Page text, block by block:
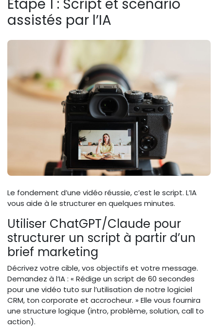
Étape 1 : Script et scénario
assistés par l’IA
Le fondement d’une vidéo réussie, c’est le script. L’IA
vous aide à le structurer en quelques minutes.
Utiliser ChatGPT/Claude pour
structurer un script à partir d’un
brief marketing
Décrivez votre cible, vos objectifs et votre message.
Demandez à l’IA : « Rédige un script de 60 secondes
pour une vidéo tuto sur l’utilisation de notre logiciel
CRM, ton corporate et accrocheur. » Elle vous fournira
une structure logique (intro, problème, solution, call to
action).